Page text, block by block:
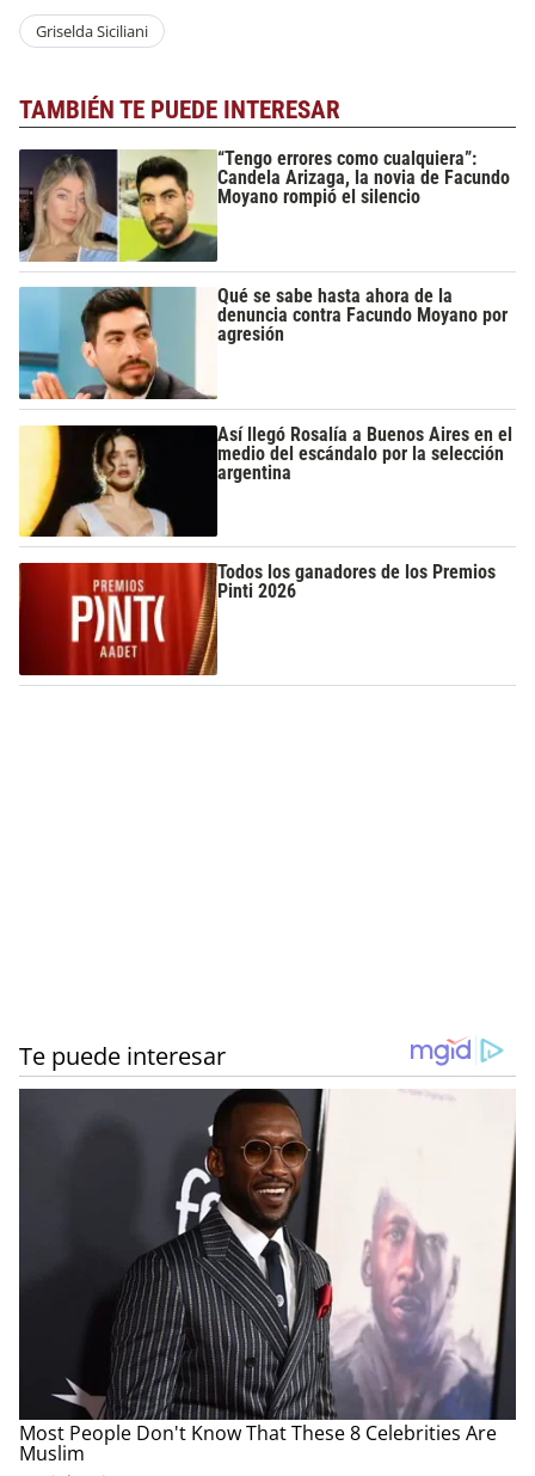
Griselda Siciliani
TAMBIÉN TE PUEDE INTERESAR
“Tengo errores como cualquiera”:
Candela Arizaga, la novia de Facundo
Moyano rompió el silencio
Qué se sabe hasta ahora de la
denuncia contra Facundo Moyano por
agresión
Así llegó Rosalía a Buenos Aires en el
medio del escándalo por la selección
argentina
Todos los ganadores de los Premios
Pinti 2026